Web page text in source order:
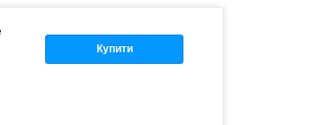
Купити